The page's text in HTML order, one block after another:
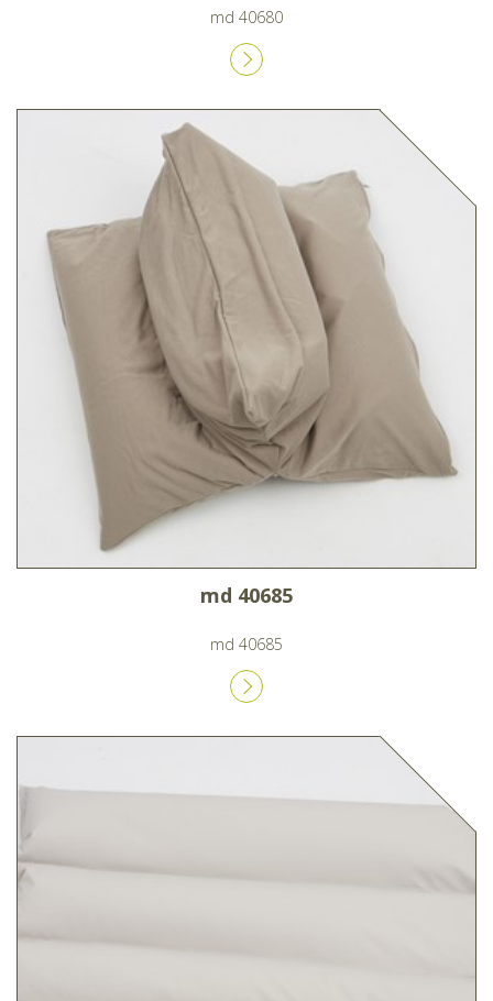
md 40680
md 40685
md 40685